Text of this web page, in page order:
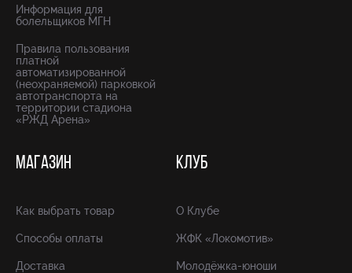
Информация для
болельщиков МГН
Правила пользования
платной
автоматизированной
(неохраняемой) парковкой
автотранспорта на
территории стадиона
«РЖД Арена»
МАГАЗИН
Как выбрать товар
Способы оплаты
Доставка
КЛУБ
О Клубе
ЖФК «Локомотив»
Молодёжка-юноши